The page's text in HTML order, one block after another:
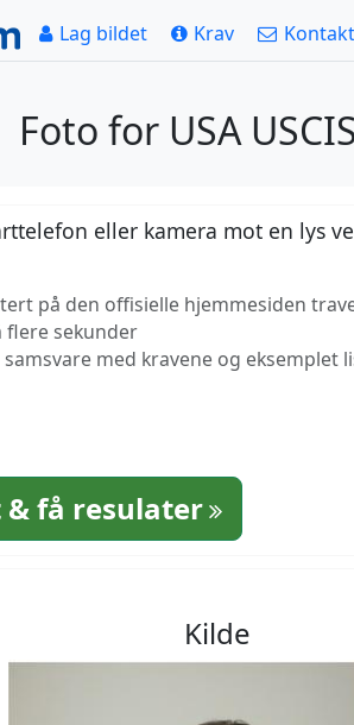
Lag bildet Krav
Foto for USA
eller kamera mot en lys
på den offisielle hjemmesiden
flere sekunder
med kravene og
& få resulater
Kilde